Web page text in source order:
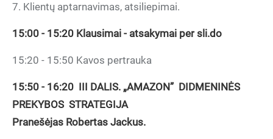
7. Klientų aptarnavimas, atsiliepimai.
15:00 - 15:20 Klausimai - atsakymai per sli.do
15:20 - 15:50 Kavos pertrauka
15:50 - 16:20 III DALIS. „AMAZON” DIDMENINĖS
PREKYBOS STRATEGIJA
Pranešėjas Robertas Jackus.